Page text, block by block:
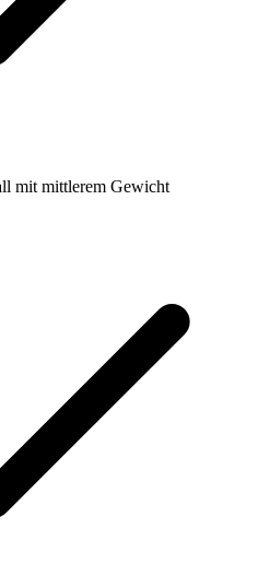
mit mittlerem Gewicht